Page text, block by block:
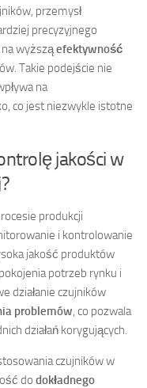
przemysł
precyzyjnego
na wyższąefektywność
Takie podejście nie
na
co jest niezwykle istotne
jakości w
produkcji
i kontrolowanie
jakość produktów
potrzeb rynku i
działanie czujników
problemów, co pozwala
działań korygujących.
czujników w
do dokładnego